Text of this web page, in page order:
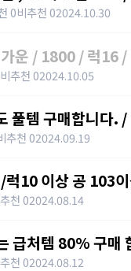
0비추천 02024.10.30
운 / 1800 / 럭
비추천 02024.10.05
풀템 구매합니
추천 02024.09.19
럭10 이상 공 103
o/
천 02024.08.14
급처템 80%
천 02024.08.12